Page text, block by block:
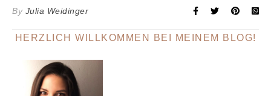
By Julia Weidinger
HERZLICH WILLKOMMEN BEI MEINEM BLOG!